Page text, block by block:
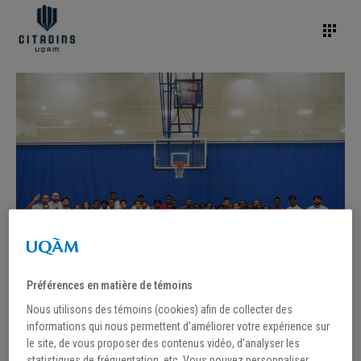
Préférences en matière de témoins
Nous utilisons des témoins (cookies) afin de collecter des
informations qui nous permettent d’améliorer votre expérience sur
le site, de vous proposer des contenus vidéo, d’analyser les